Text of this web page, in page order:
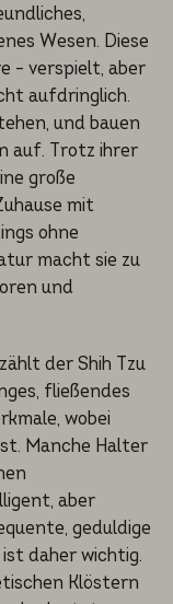
Wesen. Diese
– verspielt, aber
aufdringlich.
und bauen
auf. Trotz ihrer
große
mit
ohne
macht sie zu
und
der Shih Tzu
fließendes
wobei
Manche Halter
aber
geduldige
daher wichtig.
Klöstern